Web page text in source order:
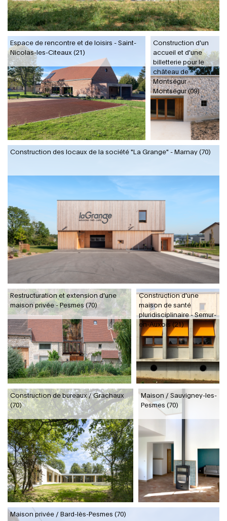
Espace de rencontre et de loisirs - Saint-
Nicolas-les-Citeaux (21)
Construction d'un
accueil et d'une
billetterie pour le
château de
Montségur -
Montségur (09)
Construction des locaux de la société "La Grange" - Marnay (70)
Restructuration et extension d'une
maison privée - Pesmes (70)
Construction d'une
maison de santé
pluridisciplinaire - Semur-
en-Auxois (21)
Construction de bureaux / Grachaux
(70)
Maison / Sauvigney-les-
Pesmes (70)
Maison privée / Bard-lès-Pesmes (70)